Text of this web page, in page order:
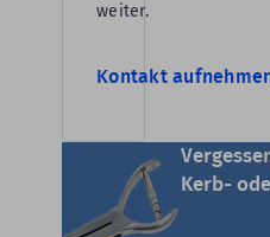
weiter.
Kontakt
Kerb-